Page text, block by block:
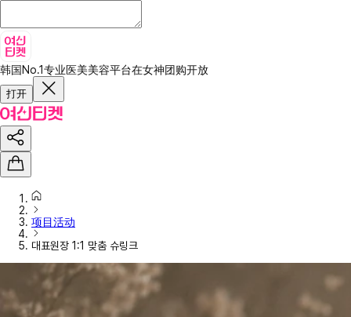
韩国No.1专业医美美容平台在女神团购开放
打开
项目活动
대표원장 1:1 맞춤 슈링크